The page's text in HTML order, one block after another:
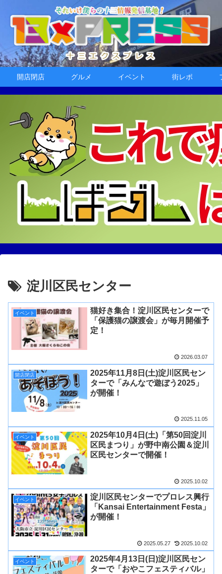
開店閉店 グルメ イベント 街レポ
淀川区民センター
イベント
猫好き集合！淀川区民センターで
「保護猫の譲渡会」が毎月開催予
定！
2026.03.07
開店閉店
2025年11月8日(土)淀川区民セン
ターで「みんなで遊ぼう2025」
が開催！
2025.11.05
イベント
2025年10月4日(土)「第50回淀川
区民まつり」が野中南公園＆淀川
区民センターで開催！
2025.10.02
イベント
淀川区民センターでプロレス興行
「Kansai Entertainment Festa」
が開催！
2025.05.27 2025.10.02
イベント
2025年4月13日(日)淀川区民セン
ターで「おやこフェスティバル」